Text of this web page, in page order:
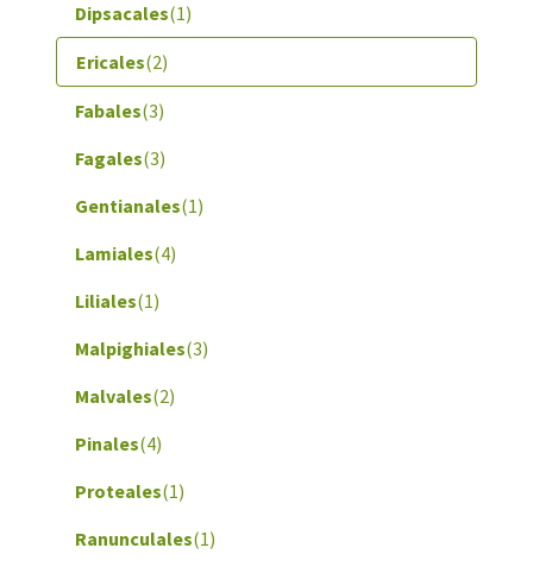
Dipsacales(1)
Ericales(2)
Fabales(3)
Fagales(3)
Gentianales(1)
Lamiales(4)
Liliales(1)
Malpighiales(3)
Malvales(2)
Pinales(4)
Proteales(1)
Ranunculales(1)